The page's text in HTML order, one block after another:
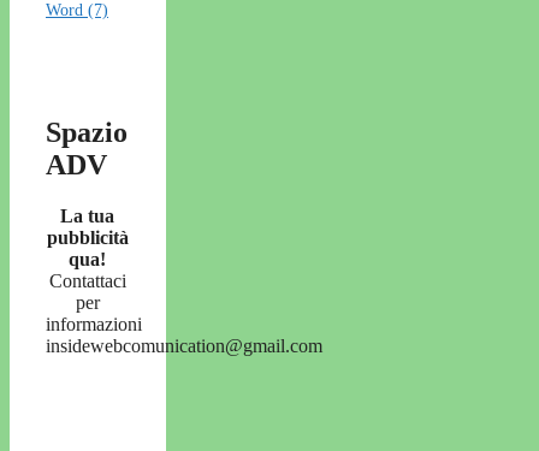
Word (7)
Spazio
ADV
La tua
pubblicità
qua!
Contattaci
per
informazioni
insidewebcomunication@gmail.com